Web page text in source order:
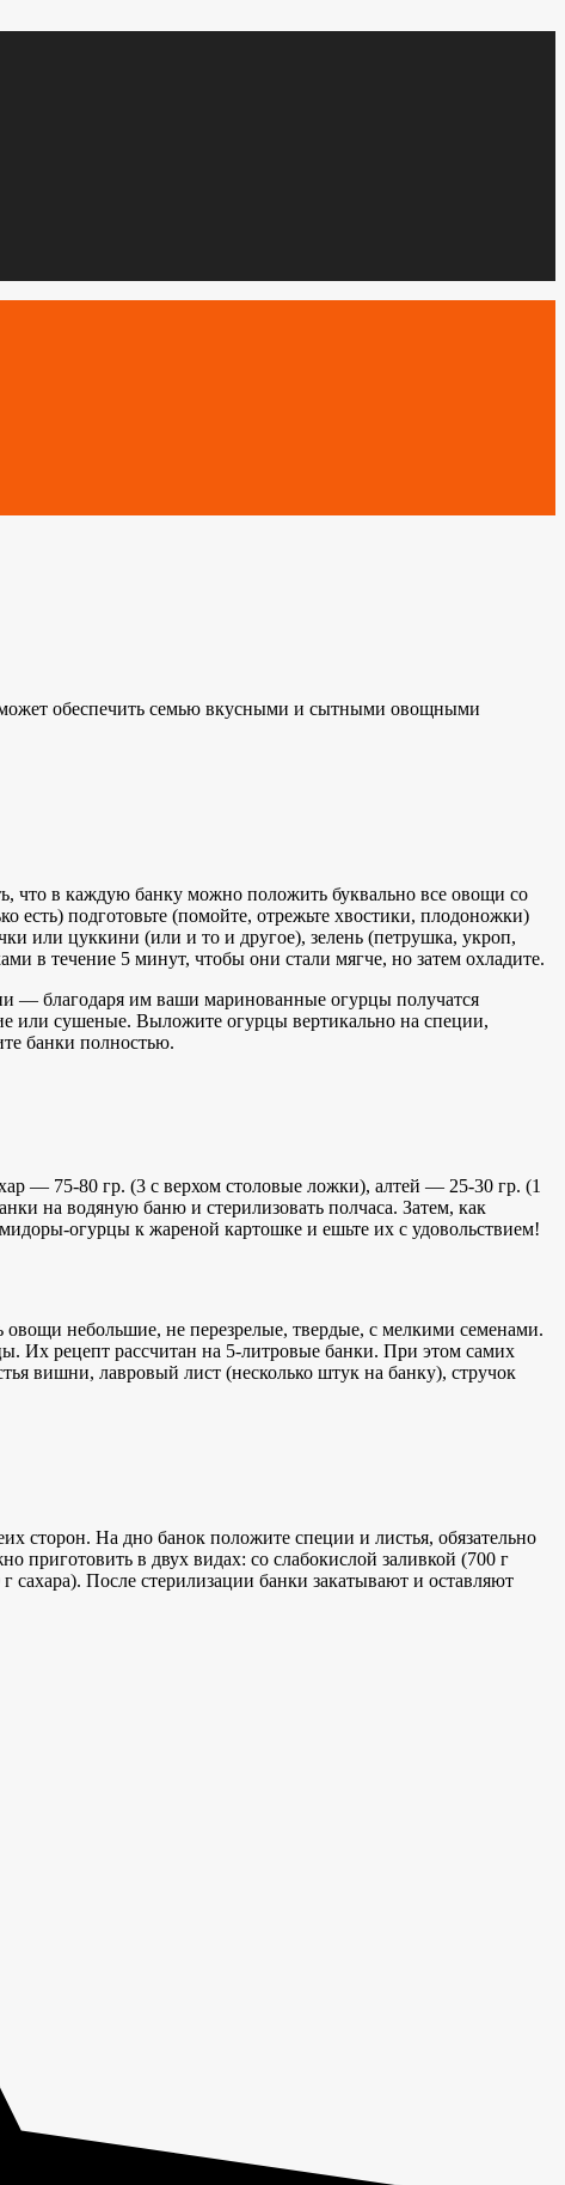
обеспечить семью вкусными и сытными овощными
что в каждую банку можно положить буквально все овощи со
есть) подготовьте (помойте, отрежьте хвостики, плодоножки)
или цуккини (или и то и другое), зелень (петрушка, укроп,
в течение 5 минут, чтобы они стали мягче, но затем охладите.
— благодаря им ваши маринованные огурцы получатся
или сушеные. Выложите огурцы вертикально на специи,
банки полностью.
— 75-80 гр. (3 с верхом столовые ложки), алтей — 25-30 гр. (1
на водяную баню и стерилизовать полчаса. Затем, как
огурцы к жареной картошке и ешьте их с удовольствием!
овощи небольшие, не перезрелые, твердые, с мелкими семенами.
Их рецепт рассчитан на 5-литровые банки. При этом самих
вишни, лавровый лист (несколько штук на банку), стручок
сторон. На дно банок положите специи и листья, обязательно
в двух видах: со слабокислой заливкой (700 г
После стерилизации банки закатывают и оставляют